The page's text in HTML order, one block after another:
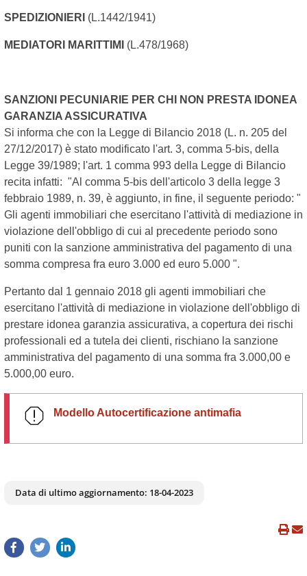
SPEDIZIONIERI (L.1442/1941)
MEDIATORI MARITTIMI (L.478/1968)
SANZIONI PECUNIARIE PER CHI NON PRESTA IDONEA
GARANZIA ASSICURATIVA
Si informa che con la Legge di Bilancio 2018 (L. n. 205 del
27/12/2017) è stato modificato l'art. 3, comma 5-bis, della
Legge 39/1989; l'art. 1 comma 993 della Legge di Bilancio
recita infatti: "Al comma 5-bis dell'articolo 3 della legge 3
febbraio 1989, n. 39, è aggiunto, in fine, il seguente periodo: "
Gli agenti immobiliari che esercitano l'attività di mediazione in
violazione dell'obbligo di cui al precedente periodo sono
puniti con la sanzione amministrativa del pagamento di una
somma compresa fra euro 3.000 ed euro 5.000 ".
Pertanto dal 1 gennaio 2018 gli agenti immobiliari che
esercitano l'attività di mediazione in violazione dell'obbligo di
prestare idonea garanzia assicurativa, a copertura dei rischi
professionali ed a tutela dei clienti, rischiano la sanzione
amministrativa del pagamento di una somma fra 3.000,00 e
5.000,00 euro.
Modello Autocertificazione antimafia
Data di ultimo aggiornamento: 18-04-2023